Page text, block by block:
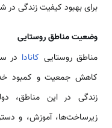
برای بهبود کیفیت زندگی در
وضعیت مناطق روستایی
مناطق روستایی کانادا
کاهش جمعیت و کمبود
زندگی در این مناطق،
زیرساخت‌ها، آموزش، و